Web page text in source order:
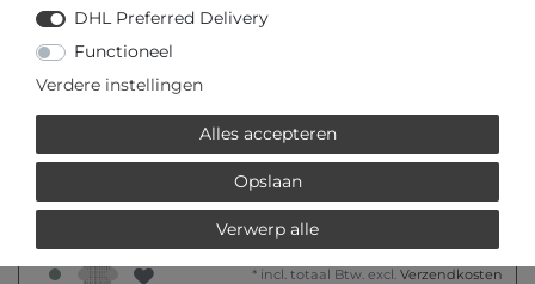
Picto 43364-6720S Unisex
€ 139,00 *
Picto 34070-0814 Unisex
horloge
Picto
* incl. totaal Btw. excl. Verzendkosten
DHL Preferred Delivery
Functioneel
Verdere instellingen
Alles accepteren
Opslaan
Verwerp alle